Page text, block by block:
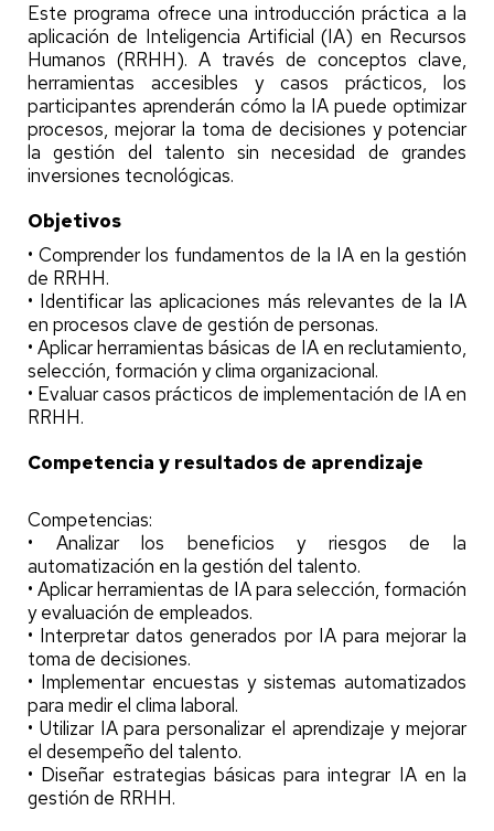
Este programa ofrece una introducción práctica a la
aplicación de Inteligencia Artificial (IA) en Recursos
Humanos (RRHH). A través de conceptos clave,
herramientas accesibles y casos prácticos, los
participantes aprenderán cómo la IA puede optimizar
procesos, mejorar la toma de decisiones y potenciar
la gestión del talento sin necesidad de grandes
inversiones tecnológicas.
Objetivos
• Comprender los fundamentos de la IA en la gestión
de RRHH.
• Identificar las aplicaciones más relevantes de la IA
en procesos clave de gestión de personas.
• Aplicar herramientas básicas de IA en reclutamiento,
selección, formación y clima organizacional.
• Evaluar casos prácticos de implementación de IA en
RRHH.
Competencia y resultados de aprendizaje
Competencias:
• Analizar los beneficios y riesgos de la
automatización en la gestión del talento.
• Aplicar herramientas de IA para selección, formación
y evaluación de empleados.
• Interpretar datos generados por IA para mejorar la
toma de decisiones.
• Implementar encuestas y sistemas automatizados
para medir el clima laboral.
• Utilizar IA para personalizar el aprendizaje y mejorar
el desempeño del talento.
• Diseñar estrategias básicas para integrar IA en la
gestión de RRHH.